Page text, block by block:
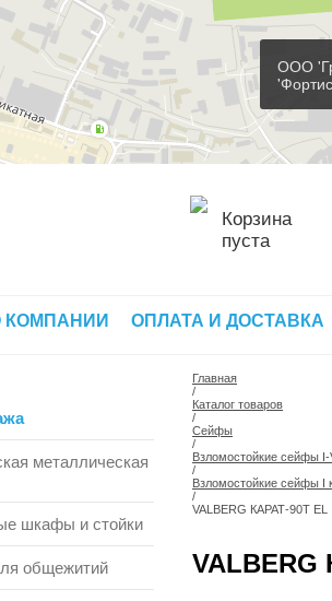
ООО
Корзина
пуста
КОМПАНИИ ОПЛАТА И ДОСТАВКА
металлическая
шкафы и стойки
общежитий
Главная
/
Каталог товаров
/
Сейфы
/
Взломостойкие сейфы I-
/
Взломостойкие сейфы I
/
VALBERG КАРАТ-90T EL
VALBERG